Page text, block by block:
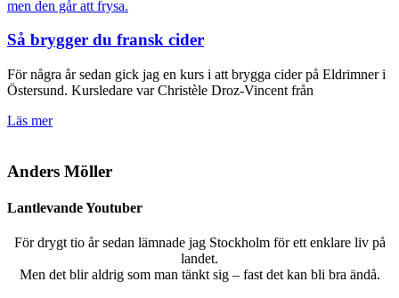
Så brygger du fransk cider
För några år sedan gick jag en kurs i att brygga cider på Eldrimner i
Östersund. Kursledare var Christèle Droz-Vincent från
Läs mer
Anders Möller
Lantlevande Youtuber
För drygt tio år sedan lämnade jag Stockholm för ett enklare liv på
landet.
Men det blir aldrig som man tänkt sig – fast det kan bli bra ändå.